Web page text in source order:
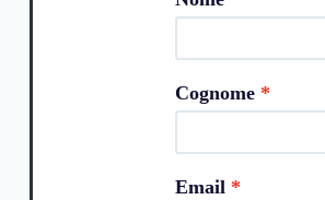
Cognome
Email